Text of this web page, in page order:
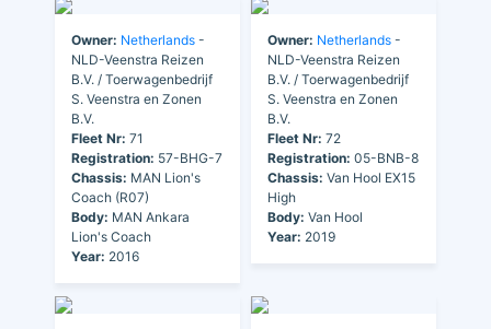
Owner: Netherlands -
NLD-Veenstra Reizen
B.V. / Toerwagenbedrijf
S. Veenstra en Zonen
B.V.
Fleet Nr: 71
Registration: 57-BHG-7
Chassis: MAN Lion's
Coach (R07)
Body: MAN Ankara
Lion's Coach
Year: 2016
Owner: Netherlands -
NLD-Veenstra Reizen
B.V. / Toerwagenbedrijf
S. Veenstra en Zonen
B.V.
Fleet Nr: 72
Registration: 05-BNB-8
Chassis: Van Hool EX15
High
Body: Van Hool
Year: 2019